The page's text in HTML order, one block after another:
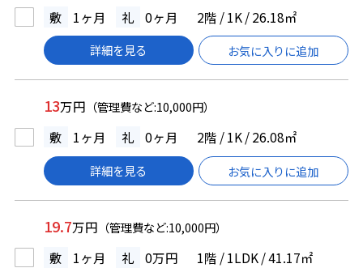
敷 1ヶ月 礼 0ヶ月 2階 / 1K / 26.18㎡
詳細を見る お気に入りに追加
13万円 （管理費など:10,000円）
敷 1ヶ月 礼 0ヶ月 2階 / 1K / 26.08㎡
詳細を見る お気に入りに追加
19.7万円 （管理費など:10,000円）
敷 1ヶ月 礼 0万円 1階 / 1LDK / 41.17㎡